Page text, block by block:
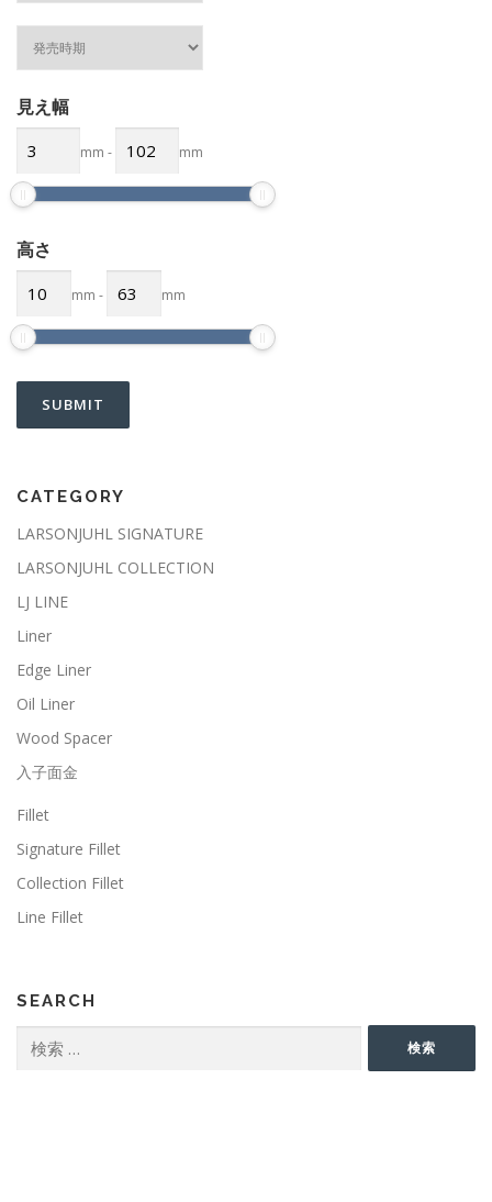
見え幅
mm - mm
高さ
mm - mm
CATEGORY
LARSONJUHL SIGNATURE
LARSONJUHL COLLECTION
LJ LINE
Liner
Edge Liner
Oil Liner
Wood Spacer
入子面金
Fillet
Signature Fillet
Collection Fillet
Line Fillet
SEARCH
索:
検索